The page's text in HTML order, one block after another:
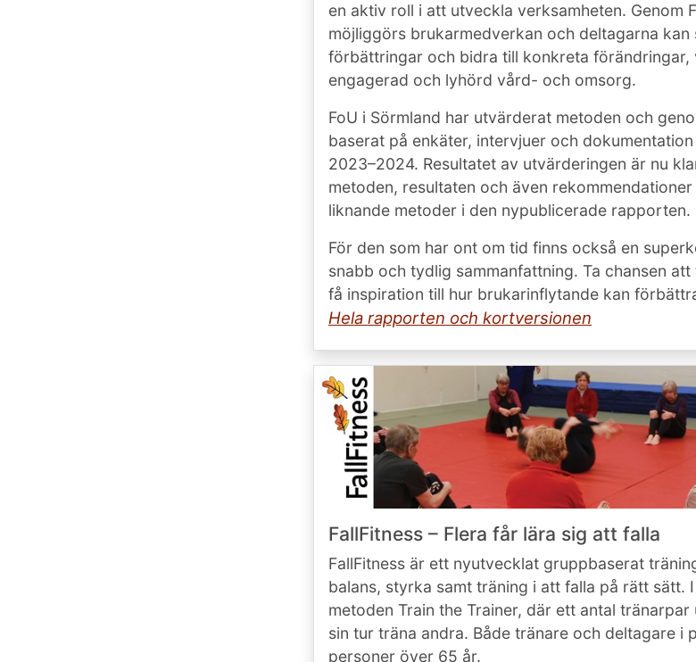
en aktiv roll i att utveckla verksamheten. Genom
möjliggörs brukarmedverkan och deltagarna kan
förbättringar och bidra till konkreta förändringar,
engagerad och lyhörd vård- och omsorg.
FoU i Sörmland har utvärderat metoden och
baserat på enkäter, intervjuer och
2023–2024. Resultatet av utvärderingen är nu
metoden, resultaten och även
liknande metoder i den nypublicerade rapporten.
För den som har ont om tid finns också en
snabb och tydlig sammanfattning. Ta chansen
få inspiration till hur brukarinflytande kan
Hela rapporten och kortversionen
FallFitness – Flera får lära sig att falla
FallFitness är ett nyutvecklat gruppbaserat
balans, styrka samt träning i att falla på rätt sätt.
metoden Train the Trainer, där ett antal
sin tur träna andra. Både tränare och deltagare i
personer över 65 år.